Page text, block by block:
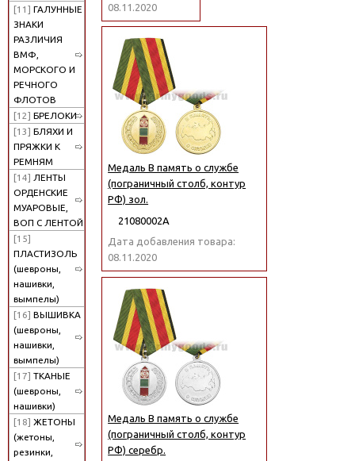
[11] ГАЛУННЫЕ
ЗНАКИ
РАЗЛИЧИЯ
ВМФ,
МОРСКОГО И
РЕЧНОГО
ФЛОТОВ
[12] БРЕЛОКИ
[13] БЛЯХИ И
ПРЯЖКИ К
РЕМНЯМ
[14] ЛЕНТЫ
ОРДЕНСКИЕ
МУАРОВЫЕ,
ВОП С ЛЕНТОЙ
[15]
ПЛАСТИЗОЛЬ
(шевроны,
нашивки,
вымпелы)
[16] ВЫШИВКА
(шевроны,
нашивки,
вымпелы)
[17] ТКАНЫЕ
(шевроны,
нашивки)
[18] ЖЕТОНЫ
(жетоны,
резинки,
08.11.2020
Медаль В память о службе
(пограничный столб, контур
РФ) зол.
21080002А
Дата добавления товара:
08.11.2020
Медаль В память о службе
(пограничный столб, контур
РФ) серебр.